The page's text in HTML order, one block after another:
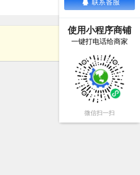
使用小程序商铺
一键打电话给商家
微信扫一扫